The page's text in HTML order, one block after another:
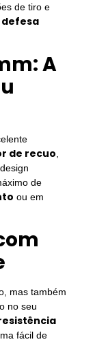
de tiro e
defesa
A
de recuo
de
ou em
mas também
no seu
fácil de